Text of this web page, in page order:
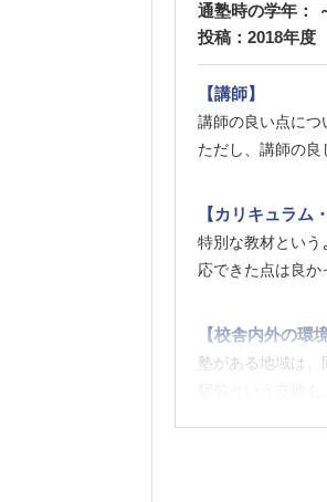
大手の予備校と
られ、校舎の環境
少人数制で、難
環境が充実して
通塾時の学年：
投稿：2018年度
【講師】
講師の良い点につ
ただし、講師の良
【カリキュラム
特別な教材という
応できた点は良か
【校舎内外の環
塾がある地域は、
駅前という立地
特別な時期の講